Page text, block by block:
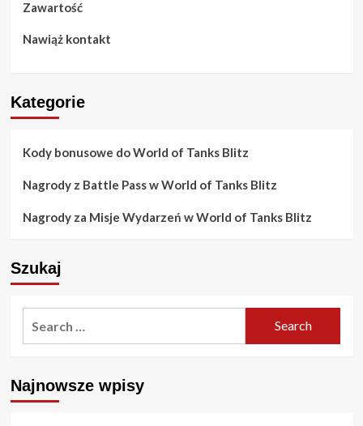
Ograniczenia
Zawartość
Nawiąż kontakt
Kategorie
Kody bonusowe do World of Tanks Blitz
Nagrody z Battle Pass w World of Tanks Blitz
Nagrody za Misje Wydarzeń w World of Tanks Blitz
Szukaj
Najnowsze wpisy